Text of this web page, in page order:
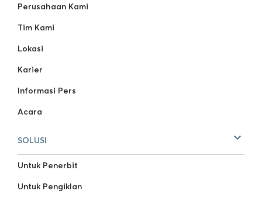
Perusahaan Kami
Tim Kami
Lokasi
Karier
Informasi Pers
Acara
SOLUSI
Untuk Penerbit
Untuk Pengiklan